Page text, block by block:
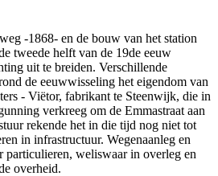
-1868- en de bouw van het station
tweede helft van de 19de eeuw
uit te breiden. Verschillende
de eeuwwisseling het eigendom van
- Viëtor, fabrikant te Steenwijk, die in
verkreeg om de Emmastraat aan
rekende het in die tijd nog niet tot
in infrastructuur. Wegenaanleg en
particulieren, weliswaar in overleg en
overheid.